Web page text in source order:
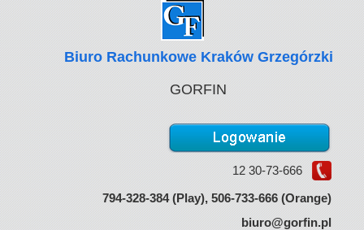
Biuro Rachunkowe Kraków Grzegórzki
GORFIN
12 30-73-666
794-328-384 (Play), 506-733-666 (Orange)
biuro@gorfin.pl